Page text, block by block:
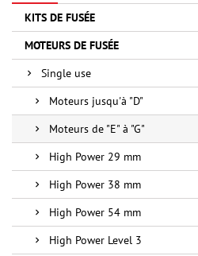
KITS DE FUSÉE
MOTEURS DE FUSÉE
Single use
Moteurs jusqu'à "D"
Moteurs de "E" à "G"
High Power 29 mm
High Power 38 mm
High Power 54 mm
High Power Level 3